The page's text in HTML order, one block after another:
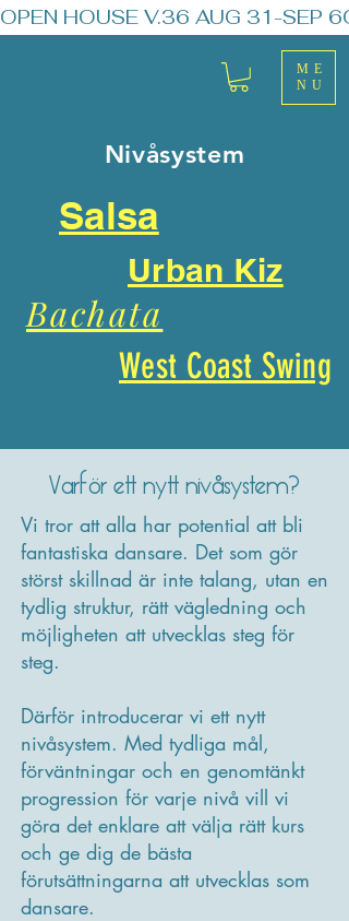
ME
NU
OPEN HOUSE V.36 AUG 31-SEP 6
Nivåsystem
Salsa
Urban Kiz
Bachata
West Coast Swing
Varför ett nytt nivåsystem?
Vi tror att alla har potential att bli
fantastiska dansare. Det som gör
störst skillnad är inte talang, utan en
tydlig struktur, rätt vägledning och
möjligheten att utvecklas steg för
steg.
Därför introducerar vi ett nytt
nivåsystem. Med tydliga mål,
förväntningar och en genomtänkt
progression för varje nivå vill vi
göra det enklare att välja rätt kurs
och ge dig de bästa
förutsättningarna att utvecklas som
dansare.